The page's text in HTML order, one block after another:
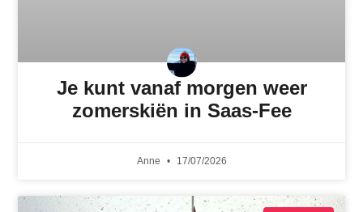
Je kunt vanaf morgen weer
zomerskiën in Saas-Fee
Anne 17/07/2026